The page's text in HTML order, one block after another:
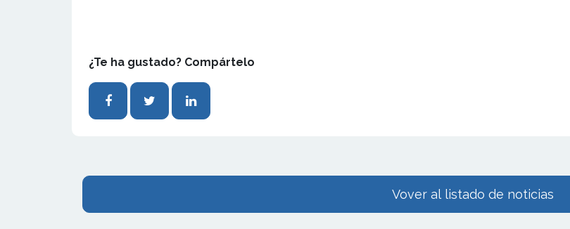
¿Te ha gustado? Compártelo
Vover al listado de noticias